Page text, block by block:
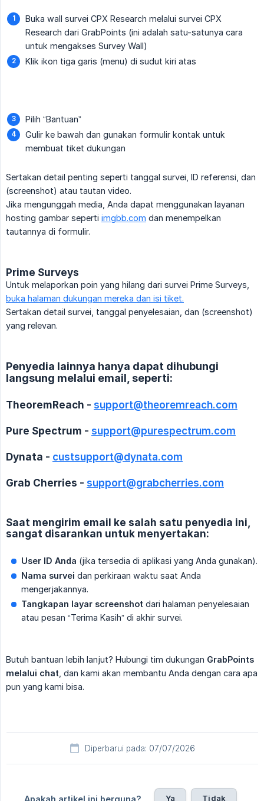
Buka wall survei CPX Research melalui survei CPX
Research dari GrabPoints (ini adalah satu-satunya cara
untuk mengakses Survey Wall)
Klik ikon tiga garis (menu) di sudut kiri atas
Pilih “Bantuan”
Gulir ke bawah dan gunakan formulir kontak untuk
membuat tiket dukungan
Sertakan detail penting seperti tanggal survei, ID referensi, dan
(screenshot) atau tautan video.
Jika mengunggah media, Anda dapat menggunakan layanan
hosting gambar seperti imgbb.com dan menempelkan
tautannya di formulir.
Prime Surveys
Untuk melaporkan poin yang hilang dari survei Prime Surveys,
buka halaman dukungan mereka dan isi tiket.
Sertakan detail survei, tanggal penyelesaian, dan (screenshot)
yang relevan.
Penyedia lainnya hanya dapat dihubungi
langsung melalui email, seperti:
TheoremReach - support@theoremreach.com
Pure Spectrum - support@purespectrum.com
Dynata - custsupport@dynata.com
Grab Cherries - support@grabcherries.com
Saat mengirim email ke salah satu penyedia ini,
sangat disarankan untuk menyertakan:
User ID Anda (jika tersedia di aplikasi yang Anda gunakan).
Nama survei dan perkiraan waktu saat Anda
mengerjakannya.
Tangkapan layar screenshot dari halaman penyelesaian
atau pesan “Terima Kasih” di akhir survei.
Butuh bantuan lebih lanjut? Hubungi tim dukungan GrabPoints
melalui chat , dan kami akan membantu Anda dengan cara apa
pun yang kami bisa.
Diperbarui pada: 07/07/2026
Apakah artikel ini berguna? Ya Tidak